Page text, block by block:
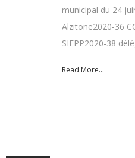
municipal du 24
Alzitone2020-36
SIEPP2020-38
Read More...